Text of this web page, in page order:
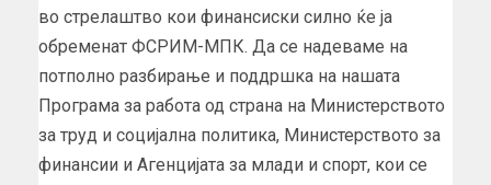
во стрелаштво кои финансиски силно ќе ја
обременат ФСРИМ-МПК. Да се надеваме на
потполно разбирање и поддршка на нашата
Програма за работа од страна на Министерството
за труд и социјална политика, Министерството за
финансии и Агенцијата за млади и спорт, кои се